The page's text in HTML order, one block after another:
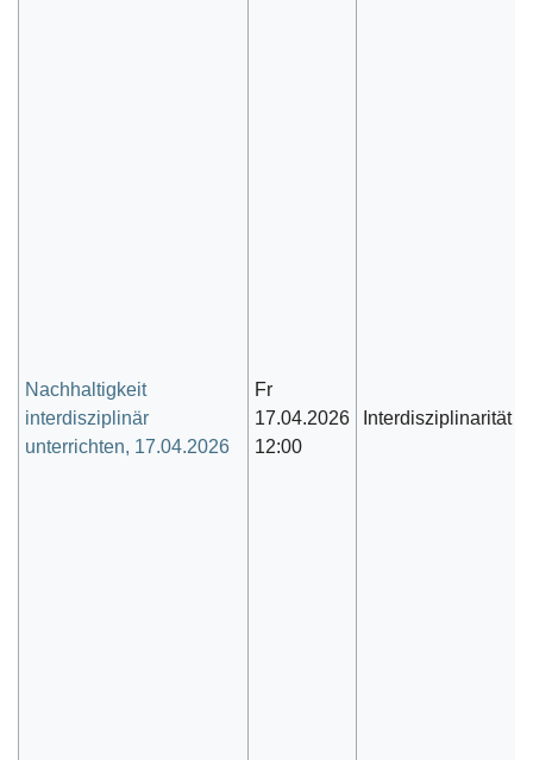
Nachhaltigkeit
interdisziplinär
unterrichten, 17.04.2026
Fr
17.04.2026
12:00
Interdisziplinarität